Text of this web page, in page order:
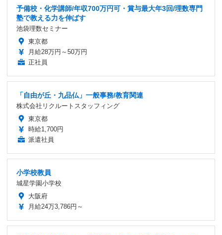
予備校・化学講師/年収700万円可・賞与最大年3回/理数専門
塾で教える力を伸ばす
池袋理数セミナー
東京都
月給28万円～50万円
正社員
「自由が丘・九品仏」一般事務/教育関連
株式会社リクルートスタッフィング
東京都
時給1,700円
派遣社員
小学校教員
城星学園小学校
大阪府
月給24万3,786円～